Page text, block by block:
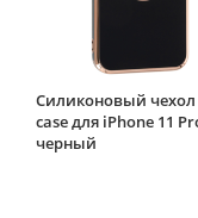
Силиконовый чехол
case для iPhone 11
черный